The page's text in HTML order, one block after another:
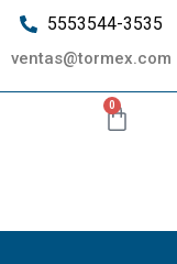
5553544-3535
ventas@tormex.com
0